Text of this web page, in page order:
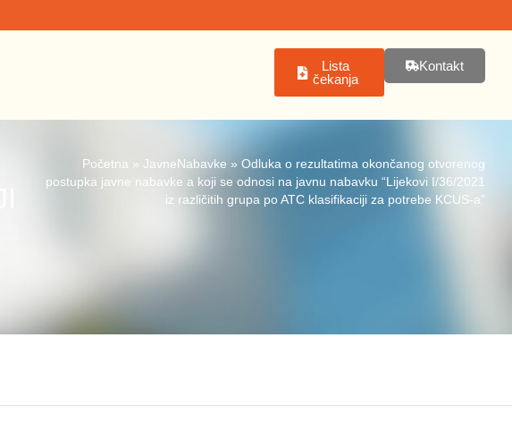
Lista
čekanja
Kontakt
Početna » JavneNabavke » Odluka o rezultatima okončanog otvorenog
postupka javne nabavke a koji se odnosi na javnu nabavku “Lijekovi I/36/2021
iz različitih grupa po ATC klasifikaciji za potrebe KCUS-a”